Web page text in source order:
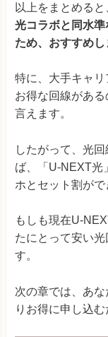
以上をまとめると
光コラボと同水
ため、おすすめし
特に、大手キャ
お得な回線があ
言えます。
したがって、光
ば、「U-NEXT光
ホとセット割がで
もしも現在U-
たにとって安い
す。
次の章では、あ
りお得に申し込